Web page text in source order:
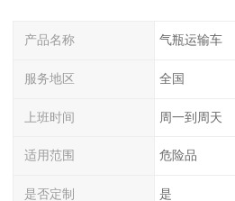
产品名称 气瓶运输车
服务地区 全国
上班时间 周一到周天
适用范围 危险品
是否定制 是